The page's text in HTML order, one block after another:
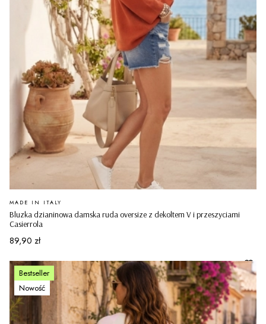
Bluzka dzianinowa damska ruda oversize z dekoltem V i przeszyciami
Casierrola
PRODUCENT
MADE IN ITALY
Cena
89,90 zł
Bestseller
Nowość